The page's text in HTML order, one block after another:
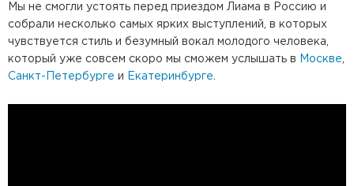
Мы не смогли устоять перед приездом Лиама в Россию и
собрали несколько самых ярких выступлений, в которых
чувствуется стиль и безумный вокал молодого человека,
который уже совсем скоро мы сможем услышать в
Москве
Санкт-Петербурге и Екатеринбурге